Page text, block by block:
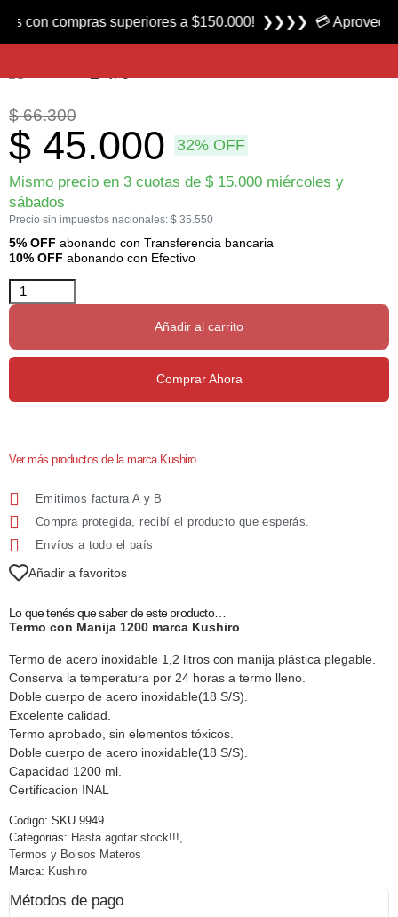
Producto nuevo
Termo con Manija 1200 marca Kushiro
$66.300
$ 45.000 32% OFF
Mismo precio en 3 cuotas de $15.000 miércoles y
sábados
Precio sin impuestos nacionales: $ 35.550
5% OFF abonando con Transferencia bancaria
10% OFF abonando con Efectivo
Añadir al carrito
Comprar Ahora
Ver más productos de la marca Kushiro
Emitimos factura A y B
Compra protegida, recibí el producto que esperás.
Envíos a todo el país
Añadir a favoritos
Lo que tenés que saber de este producto…
Termo con Manija 1200 marca Kushiro
Termo de acero inoxidable 1,2 litros con manija plástica plegable.
Conserva la temperatura por 24 horas a termo lleno.
Doble cuerpo de acero inoxidable(18 S/S).
Excelente calidad.
Termo aprobado, sin elementos tóxicos.
Doble cuerpo de acero inoxidable(18 S/S).
Capacidad 1200 ml.
Certificacion INAL
Código: SKU 9949
Categorias: Hasta agotar stock!!!
Termos y Bolsos Materos
Marca: Kushiro
Métodos de pago
superiores a $150.000! ❯❯❯❯ 💳 Aprovecha las 3